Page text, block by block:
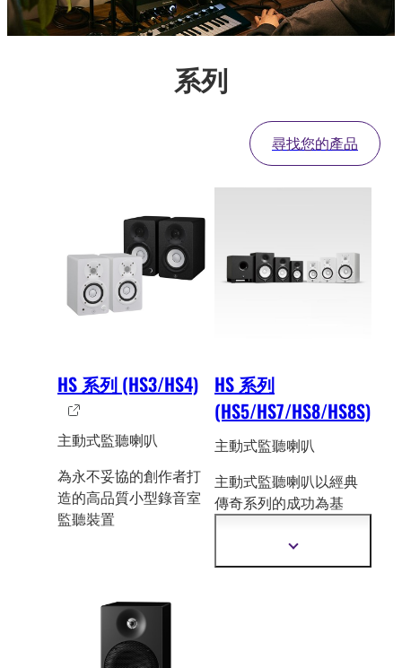
系列
尋找您的產品
HS 系列 (HS3/HS4)
主動式監聽喇叭
為永不妥協的創作者打
造的高品質小型錄音室
監聽裝置
HS 系列
(HS5/HS7/HS8/HS8S)
主動式監聽喇叭
主動式監聽喇叭以經典
傳奇系列的成功為基
為產業的真正標準。
顯
示